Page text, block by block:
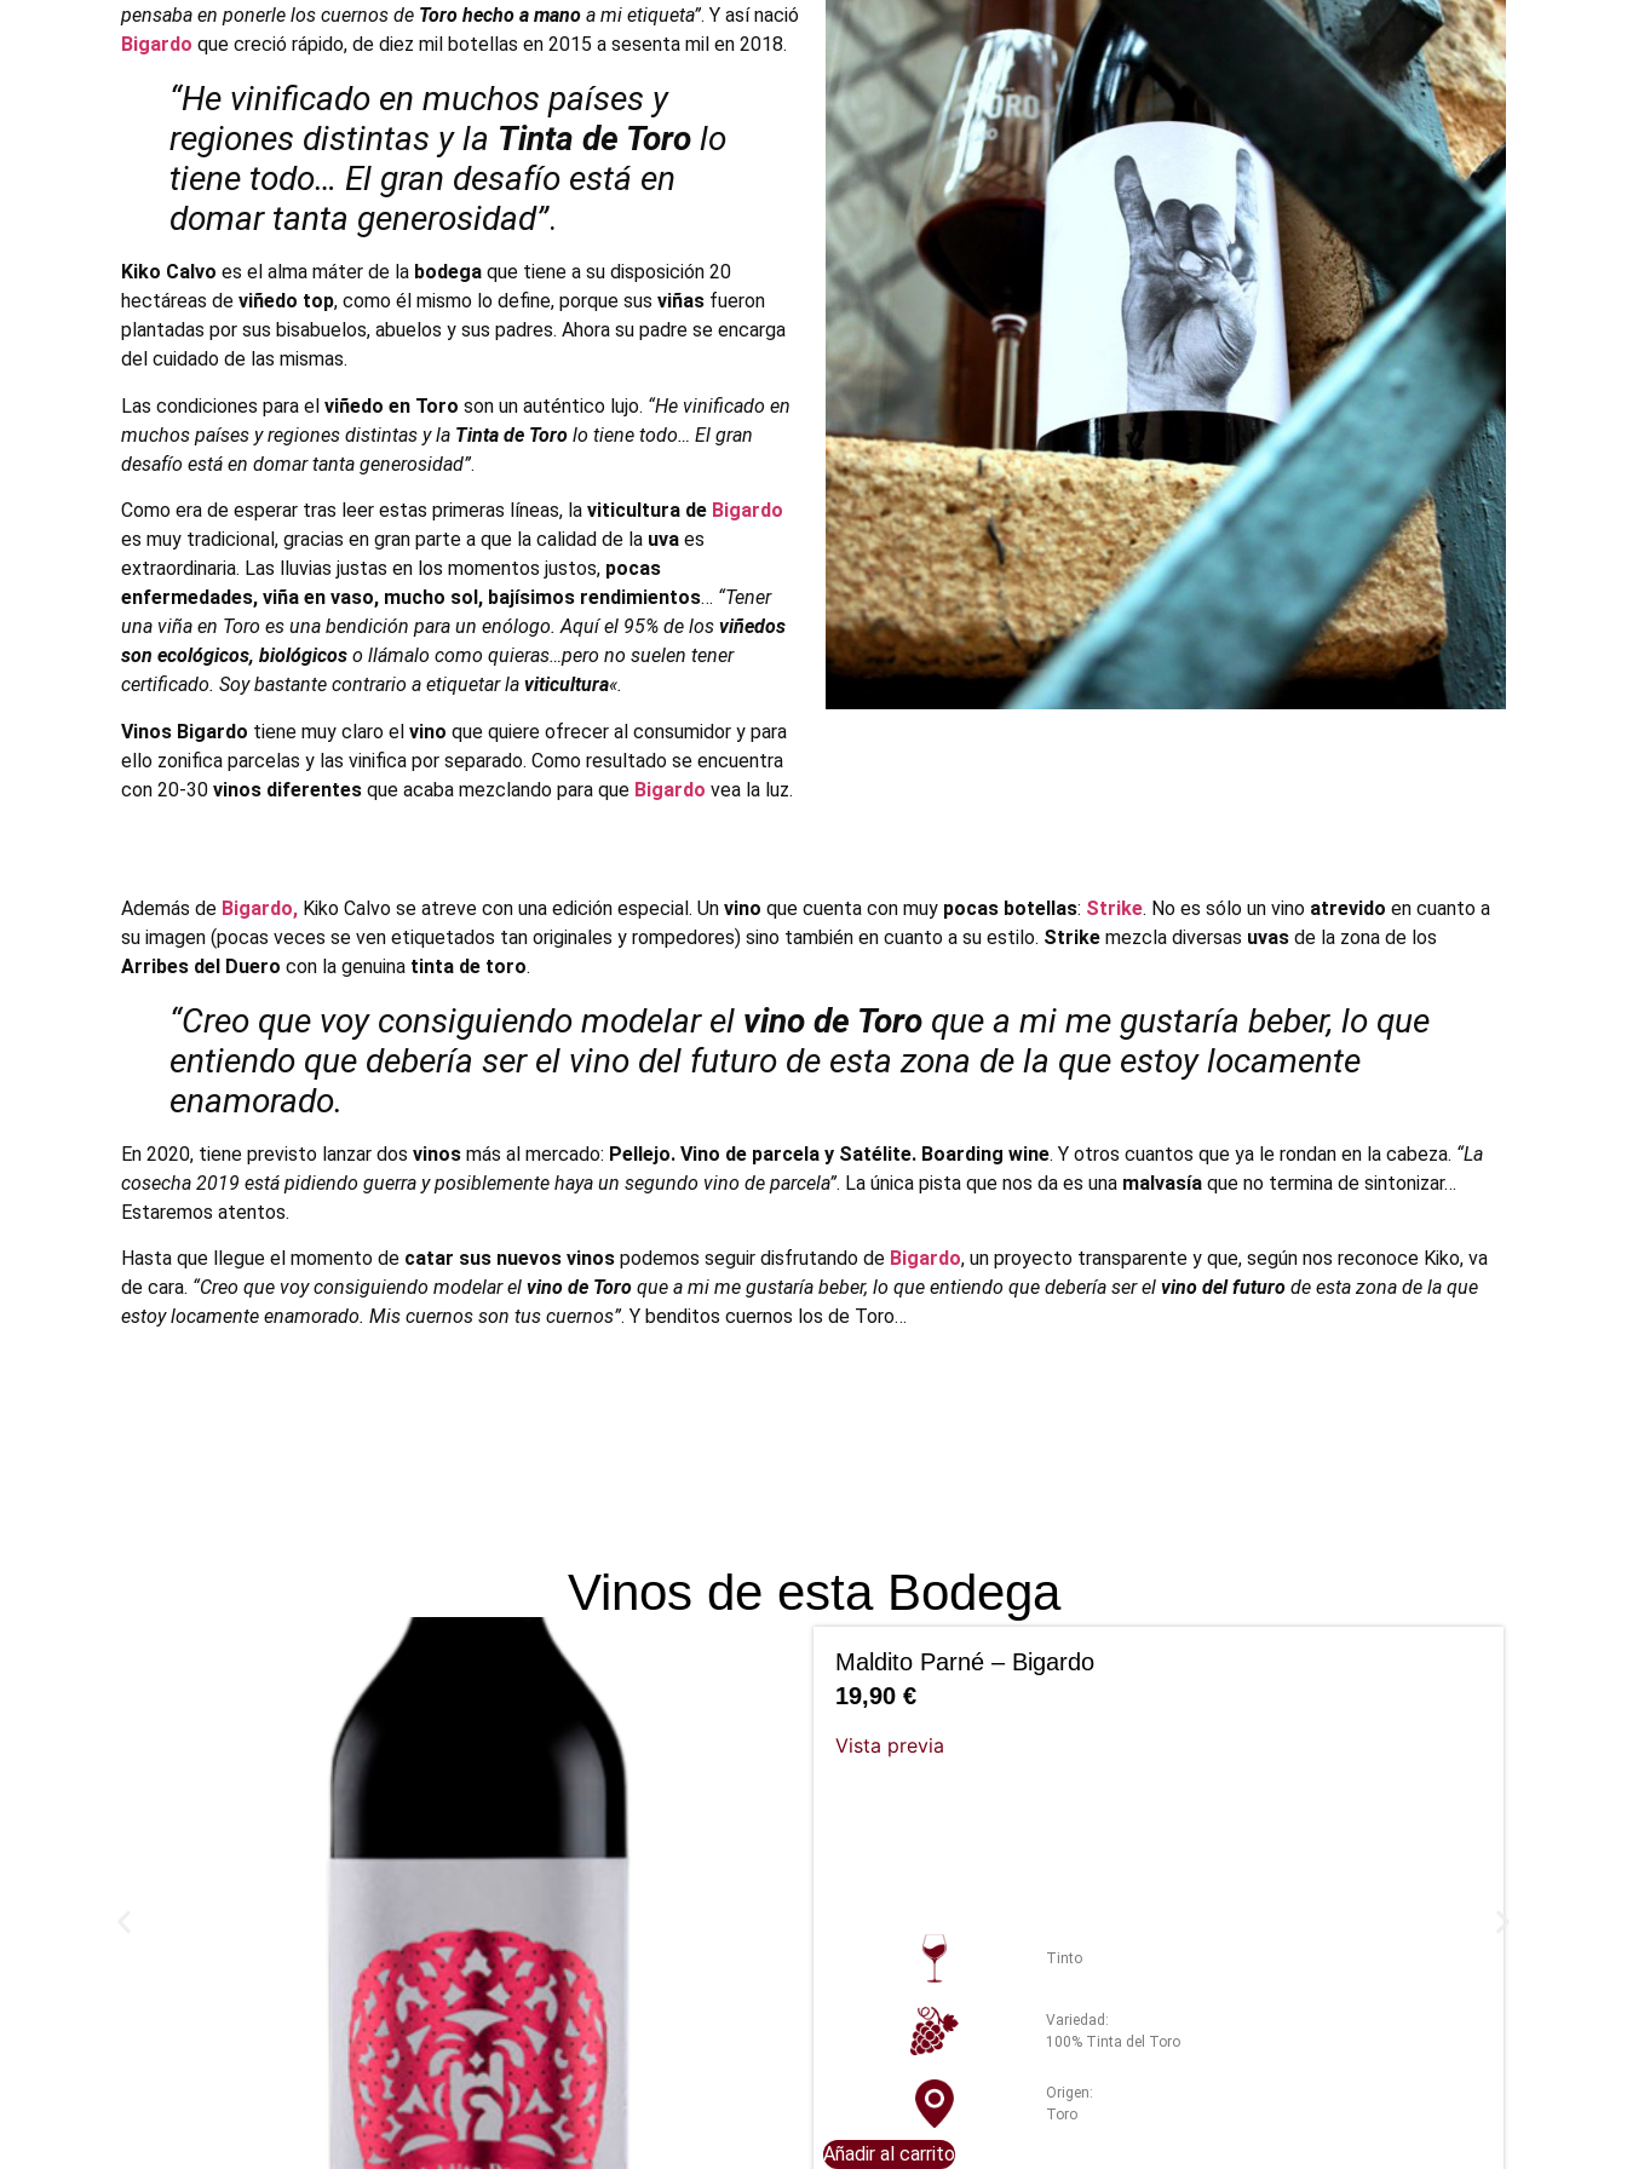
pensaba en ponerle los cuernos de Toro hecho a mano a mi etiqueta”. Y así nació
Bigardo que creció rápido, de diez mil botellas en 2015 a sesenta mil en 2018.
“He vinificado en muchos países y
regiones distintas y la Tinta de Toro lo
tiene todo… El gran desafío está en
domar tanta generosidad”.
Kiko Calvo es el alma máter de la bodega que tiene a su disposición 20
hectáreas de viñedo top, como él mismo lo define, porque sus viñas fueron
plantadas por sus bisabuelos, abuelos y sus padres. Ahora su padre se encarga
del cuidado de las mismas.
Las condiciones para el viñedo en Toro son un auténtico lujo. “He vinificado en
muchos países y regiones distintas y la Tinta de Toro lo tiene todo… El gran
desafío está en domar tanta generosidad”.
Como era de esperar tras leer estas primeras líneas, la viticultura de Bigardo
es muy tradicional, gracias en gran parte a que la calidad de la uva es
extraordinaria. Las lluvias justas en los momentos justos, pocas
enfermedades, viña en vaso, mucho sol, bajísimos rendimientos… “Tener
una viña en Toro es una bendición para un enólogo. Aquí el 95% de los viñedos
son ecológicos, biológicos o llámalo como quieras…pero no suelen tener
certificado. Soy bastante contrario a etiquetar la viticultura«.
Vinos Bigardo tiene muy claro el vino que quiere ofrecer al consumidor y para
ello zonifica parcelas y las vinifica por separado. Como resultado se encuentra
con 20-30 vinos diferentes que acaba mezclando para que Bigardo vea la luz.
Además de Bigardo, Kiko Calvo se atreve con una edición especial. Un vino que cuenta con muy pocas botellas: Strike. No es sólo un vino atrevido en cuanto a
su imagen (pocas veces se ven etiquetados tan originales y rompedores) sino también en cuanto a su estilo. Strike mezcla diversas uvas de la zona de los
Arribes del Duero con la genuina tinta de toro.
“Creo que voy consiguiendo modelar el vino de Toro que a mi me gustaría beber, lo que
entiendo que debería ser el vino del futuro de esta zona de la que estoy locamente
enamorado.
En 2020, tiene previsto lanzar dos vinos más al mercado: Pellejo. Vino de parcela y Satélite. Boarding wine. Y otros cuantos que ya le rondan en la cabeza. “La
cosecha 2019 está pidiendo guerra y posiblemente haya un segundo vino de parcela”. La única pista que nos da es una malvasía que no termina de sintonizar…
Estaremos atentos.
Hasta que llegue el momento de catar sus nuevos vinos podemos seguir disfrutando de Bigardo, un proyecto transparente y que, según nos reconoce Kiko, va
de cara. “Creo que voy consiguiendo modelar el vino de Toro que a mi me gustaría beber, lo que entiendo que debería ser el vino del futuro de esta zona de la que
estoy locamente enamorado. Mis cuernos son tus cuernos”. Y benditos cuernos los de Toro…
Vinos de esta Bodega
Maldito Parné – Bigardo
19,90 €
Vista previa
Tinto
Variedad:
100% Tinta del Toro
Origen:
Toro
Añadir al carrito